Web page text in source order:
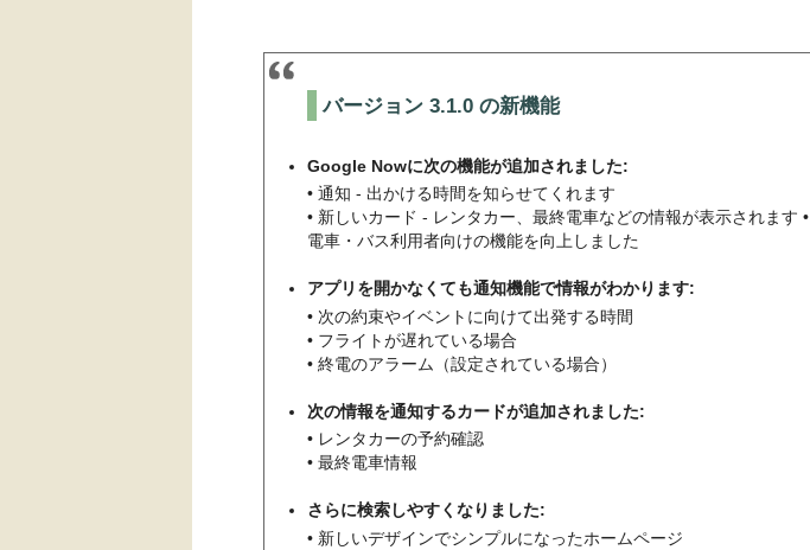
バージョン 3.1.0 の新機能
Google Nowに次の機能が追加されました:
• 通知 - 出かける時間を知らせてくれます
• 新しいカード - レンタカー、最終電車などの情報が表示されます •
電車・バス利用者向けの機能を向上しました
アプリを開かなくても通知機能で情報がわかります:
• 次の約束やイベントに向けて出発する時間
• フライトが遅れている場合
• 終電のアラーム（設定されている場合）
次の情報を通知するカードが追加されました:
• レンタカーの予約確認
• 最終電車情報
さらに検索しやすくなりました:
• 新しいデザインでシンプルになったホームページ